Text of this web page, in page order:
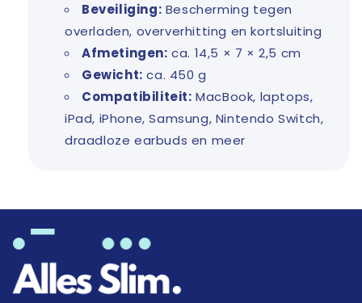
Beveiliging: Bescherming tegen
overladen, oververhitting en kortsluiting
Afmetingen: ca. 14,5 × 7 × 2,5 cm
Gewicht: ca. 450 g
Compatibiliteit: MacBook, laptops,
iPad, iPhone, Samsung, Nintendo Switch,
draadloze earbuds en meer